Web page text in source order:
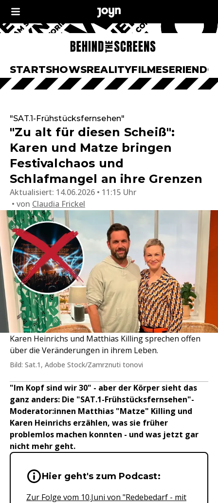
STARTSHOWSREALITYFILMESERIEN
"SAT.1-Frühstücksfernsehen"
"Zu alt für diesen Scheiß":
Karen und Matze bringen
Festivalchaos und
Schlafmangel an ihre Grenzen
Aktualisiert: 14.06.2026 • 11:15 Uhr
von Claudia Frickel
Karen Heinrichs und Matthias Killing sprechen offen
über die Veränderungen in ihrem Leben.
Bild: Sat.1, Adobe Stock/Zamrznuti tonovi
"Im Kopf sind wir 30" - aber der Körper sieht das
ganz anders: Die "SAT.1-Frühstücksfernsehen"-
Moderator:innen Matthias "Matze" Killing und
Karen Heinrichs erzählen, was sie früher
problemlos machen konnten - und was jetzt gar
nicht mehr geht.
Wichtige Hinweise &
Hier geht's zum Podcast:
Zur Folge vom 10.Juni von "Redebedarf - mit